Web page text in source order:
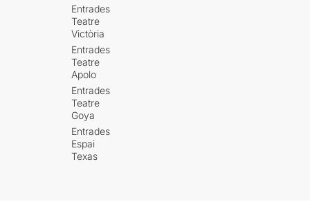
Entrades
Teatre
Victòria
Entrades
Teatre
Apolo
Entrades
Teatre
Goya
Entrades
Espai
Texas